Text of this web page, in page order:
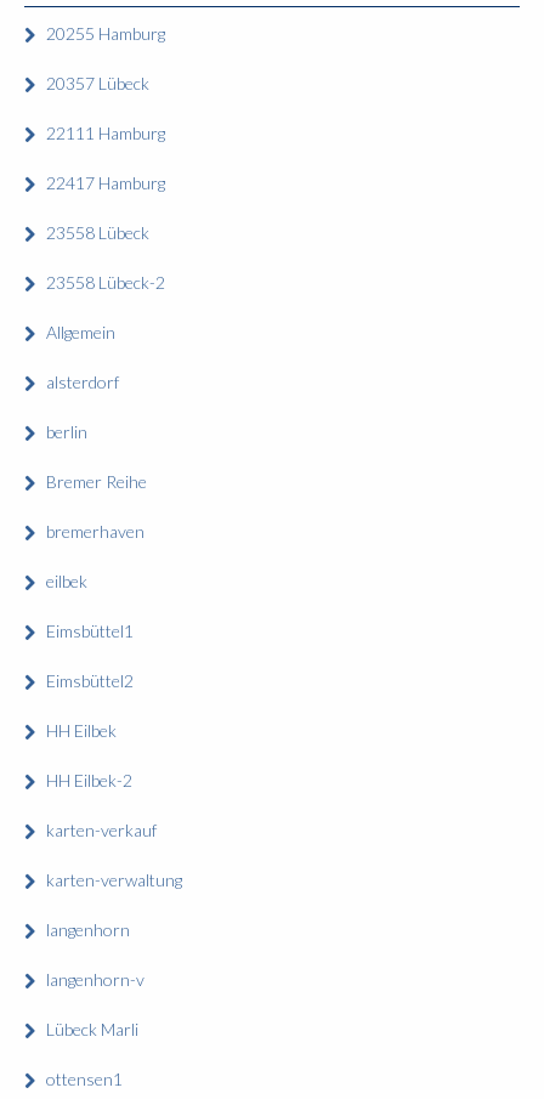
20255 Hamburg
20357 Lübeck
22111 Hamburg
22417 Hamburg
23558 Lübeck
23558 Lübeck-2
Allgemein
alsterdorf
berlin
Bremer Reihe
bremerhaven
eilbek
Eimsbüttel1
Eimsbüttel2
HH Eilbek
HH Eilbek-2
karten-verkauf
karten-verwaltung
langenhorn
langenhorn-v
Lübeck Marli
ottensen1